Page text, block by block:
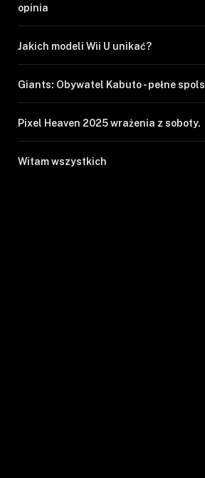
opinia
Jakich modeli Wii U unikać?
Giants: Obywatel Kabuto - pełne
Pixel Heaven 2025 wrażenia z soboty.
Witam wszystkich